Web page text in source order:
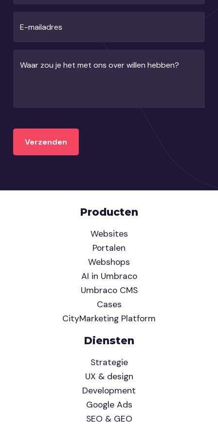
E-mailadres
Waar zou je het met ons over willen hebben?
Producten
Websites
Portalen
Webshops
AI in Umbraco
Umbraco CMS
Cases
CityMarketing Platform
Diensten
Strategie
UX & design
Development
Google Ads
SEO & GEO